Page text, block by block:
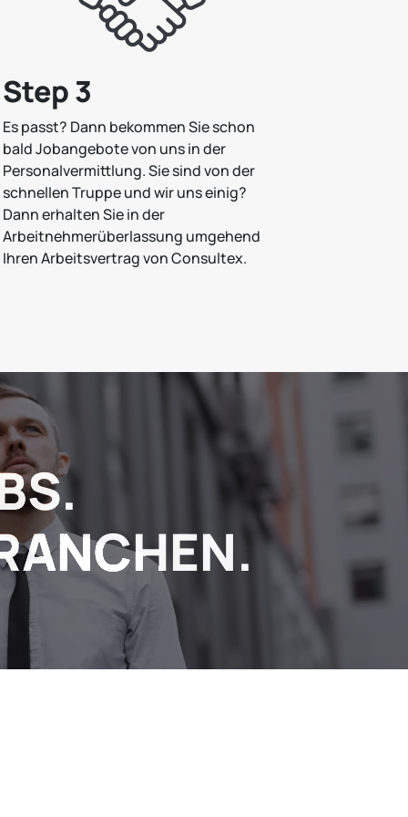
Step 3
Es passt? Dann bekommen Sie schon
bald Jobangebote von uns in der
Personalvermittlung. Sie sind von der
schnellen Truppe und wir uns einig?
Dann erhalten Sie in der
Arbeitnehmerüberlassung umgehend
Ihren Arbeitsvertrag von Consultex.